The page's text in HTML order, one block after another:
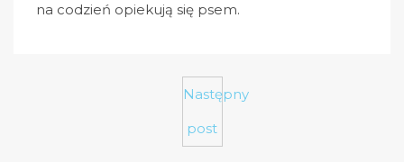
na codzień opiekują się psem.
Następny
post